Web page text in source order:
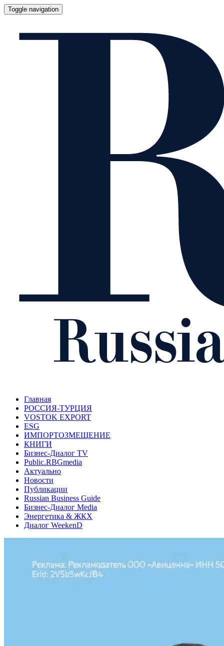
Toggle navigation
Главная
РОССИЯ-ТУРЦИЯ
VOSTOK EXPORT
ESG
ИМПОРТОЗМЕЩЕНИЕ
КНИГИ
Бизнес-Диалог TV
Public.RBGmedia
Актуально
Новости
Публикации
Russian Business Guide
Бизнес-Диалог Media
Энергетика & ЖКХ
Диалог WeekenD